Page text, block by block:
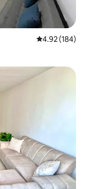
Ukadiriaji wa
4.92 (184)